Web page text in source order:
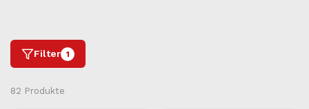
Filter 1
82 Produkte